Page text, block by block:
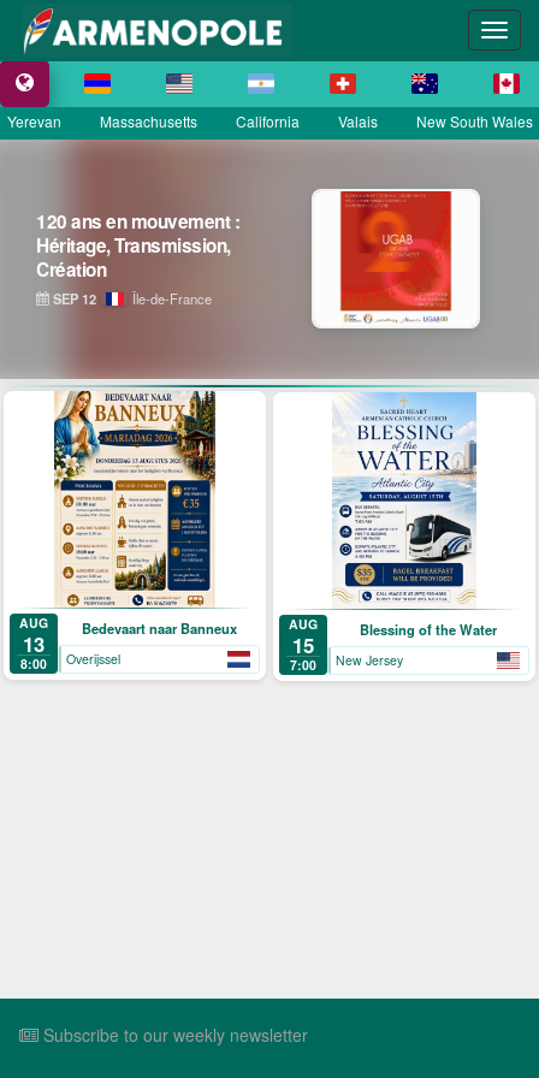
Yerevan Massachusetts California Valais New South Wales
120 ans en mouvement :
Héritage, Transmission,
Création
SEP 12 Île-de-France
AUG
13
8:00
Bedevaart naar Banneux
Overijssel
AUG
15
7:00
Blessing of the Water
New Jersey
Subscribe to our weekly newsletter